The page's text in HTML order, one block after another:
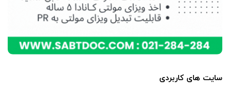
سایت های کاربردی